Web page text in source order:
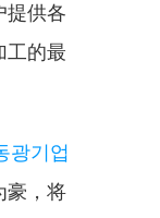
提供各
工的最
광기업
豪，将